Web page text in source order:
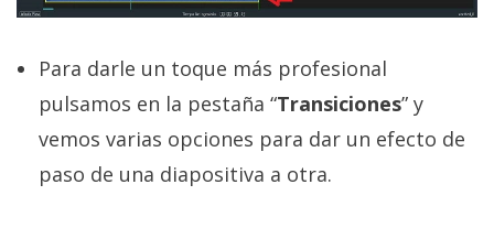
Para darle un toque más profesional
pulsamos en la pestaña “Transiciones” y
vemos varias opciones para dar un efecto de
paso de una diapositiva a otra.